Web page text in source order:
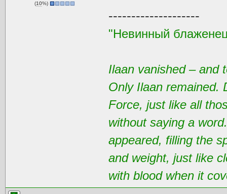
(10%)
--------------------
"Невинный
Ilaan vanished – and
Only Ilaan remained.
Force, just like all
without saying a
appeared, filling the
and weight, just like
with blood when it